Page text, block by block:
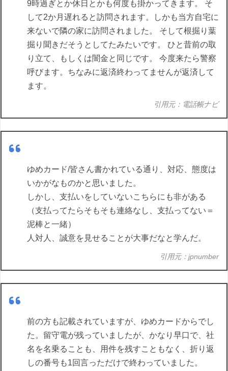
9時過ぎとか休日とかも何度も掛かってきます。 そ
して2か月遅れると訪問されます。しかも当方自宅に
来ないで隣の家に訪問されました。 そして根掘り葉
掘り聞きだそうとしてたみたいです。 ひと昔前の取
り立て、もしくは闇金と同じです。 今度来たら警察
呼びます。ちなみに返済終わってませんが返済して
ます。
引用元：電話帳ナビ
ゆめカード/皆さん書かれている通り、対応、態度は
いかがなものかと思いました。
しかし、支払いをしていないこちらにも非がある
（支払ってたらそもそも連絡なし、支払ってない＝
泥棒と一緒）
人対人、誠意を見せることが大事だなと学んだ。
引用元：jpnumber
前の方も記載されていますが、ゆめカードからでし
た。留守電が残っていましたが、かなり早口で、社
名を名乗ることも、用件を残すこともなく、折り返
しの番号も1回言っただけで終わっていました。